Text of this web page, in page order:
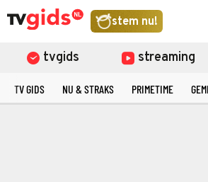
stem nu!
tvgids streaming
TV GIDS NU & STRAKS PRIMETIME